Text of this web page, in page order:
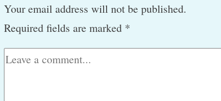
ikke
finde
Your email address will not be published.
Required fields are marked *